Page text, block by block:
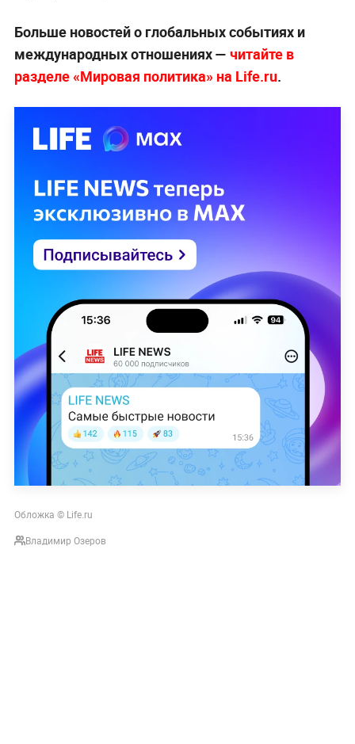
Больше новостей о глобальных событиях и
международных отношениях — читайте в
разделе «Мировая политика» на Life.ru.
Обложка © Life.ru
Владимир Озеров